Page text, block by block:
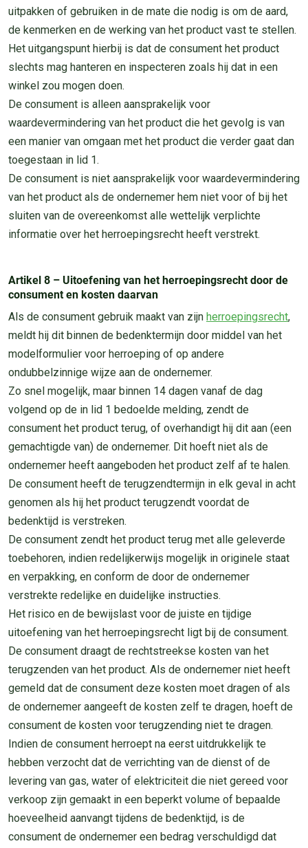
uitpakken of gebruiken in de mate die nodig is om de aard,
de kenmerken en de werking van het product vast te stellen.
Het uitgangspunt hierbij is dat de consument het product
slechts mag hanteren en inspecteren zoals hij dat in een
winkel zou mogen doen.
De consument is alleen aansprakelijk voor
waardevermindering van het product die het gevolg is van
een manier van omgaan met het product die verder gaat dan
toegestaan in lid 1.
De consument is niet aansprakelijk voor waardevermindering
van het product als de ondernemer hem niet voor of bij het
sluiten van de overeenkomst alle wettelijk verplichte
informatie over het herroepingsrecht heeft verstrekt.
Artikel 8 – Uitoefening van het herroepingsrecht door de
consument en kosten daarvan
Als de consument gebruik maakt van zijn herroepingsrecht,
meldt hij dit binnen de bedenktermijn door middel van het
modelformulier voor herroeping of op andere
ondubbelzinnige wijze aan de ondernemer.
Zo snel mogelijk, maar binnen 14 dagen vanaf de dag
volgend op de in lid 1 bedoelde melding, zendt de
consument het product terug, of overhandigt hij dit aan (een
gemachtigde van) de ondernemer. Dit hoeft niet als de
ondernemer heeft aangeboden het product zelf af te halen.
De consument heeft de terugzendtermijn in elk geval in acht
genomen als hij het product terugzendt voordat de
bedenktijd is verstreken.
De consument zendt het product terug met alle geleverde
toebehoren, indien redelijkerwijs mogelijk in originele staat
en verpakking, en conform de door de ondernemer
verstrekte redelijke en duidelijke instructies.
Het risico en de bewijslast voor de juiste en tijdige
uitoefening van het herroepingsrecht ligt bij de consument.
De consument draagt de rechtstreekse kosten van het
terugzenden van het product. Als de ondernemer niet heeft
gemeld dat de consument deze kosten moet dragen of als
de ondernemer aangeeft de kosten zelf te dragen, hoeft de
consument de kosten voor terugzending niet te dragen.
Indien de consument herroept na eerst uitdrukkelijk te
hebben verzocht dat de verrichting van de dienst of de
levering van gas, water of elektriciteit die niet gereed voor
verkoop zijn gemaakt in een beperkt volume of bepaalde
hoeveelheid aanvangt tijdens de bedenktijd, is de
consument de ondernemer een bedrag verschuldigd dat